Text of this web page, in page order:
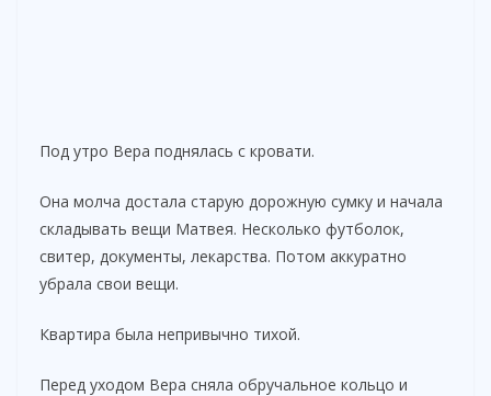
Под утро Вера поднялась с кровати.
Она молча достала старую дорожную сумку и начала
складывать вещи Матвея. Несколько футболок,
свитер, документы, лекарства. Потом аккуратно
убрала свои вещи.
Квартира была непривычно тихой.
Перед уходом Вера сняла обручальное кольцо и